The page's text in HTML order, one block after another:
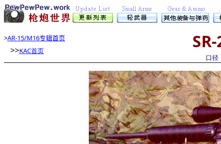
>AR-15/M16专辑首页
>>KAC首页
口